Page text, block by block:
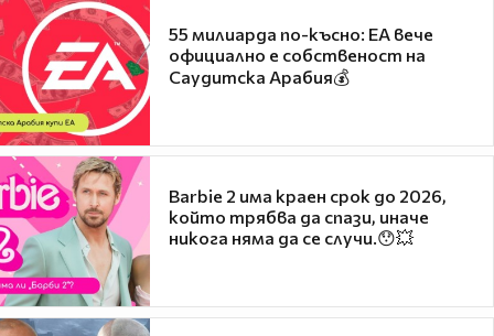
55 милиарда по-късно: EA вече
официално е собственост на
Саудитска Арабия💰
Barbie 2 има краен срок до 2026,
който трябва да спази, иначе
никога няма да се случи.😯💥